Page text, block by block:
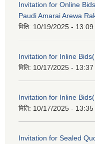
Invitation for Online
Paudi Amarai Arewa
मिति: 10/19/2025 - 13:09
Invitation for Inline
मिति: 10/17/2025 - 13:37
Invitation for Inline
मिति: 10/17/2025 - 13:35
Invitation for Sealed